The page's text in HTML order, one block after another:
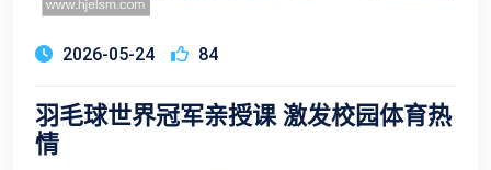
2026-05-24 84
羽毛球世界冠军亲授课 激发校园体育热
情